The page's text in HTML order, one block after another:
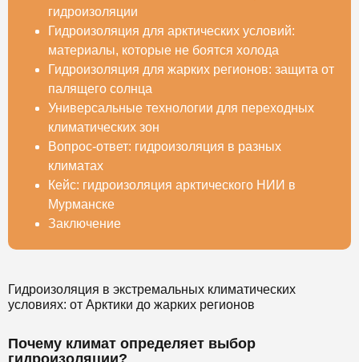
гидроизоляции
Гидроизоляция для арктических условий:
материалы, которые не боятся холода
Гидроизоляция для жарких регионов: защита от
палящего солнца
Универсальные технологии для переходных
климатических зон
Вопрос-ответ: гидроизоляция в разных
климатах
Кейс: гидроизоляция арктического НИИ в
Мурманске
Заключение
Гидроизоляция в экстремальных климатических
условиях: от Арктики до жарких регионов
Почему климат определяет выбор
гидроизоляции?